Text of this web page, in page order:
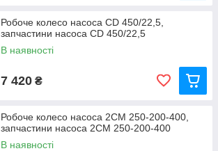
Робоче колесо насоса CD 450/22,5,
запчастини насоса CD 450/22,5
В наявності
7 420 ₴
Робоче колесо насоса 2СМ 250-200-400,
запчастини насоса 2СМ 250-200-400
В наявності